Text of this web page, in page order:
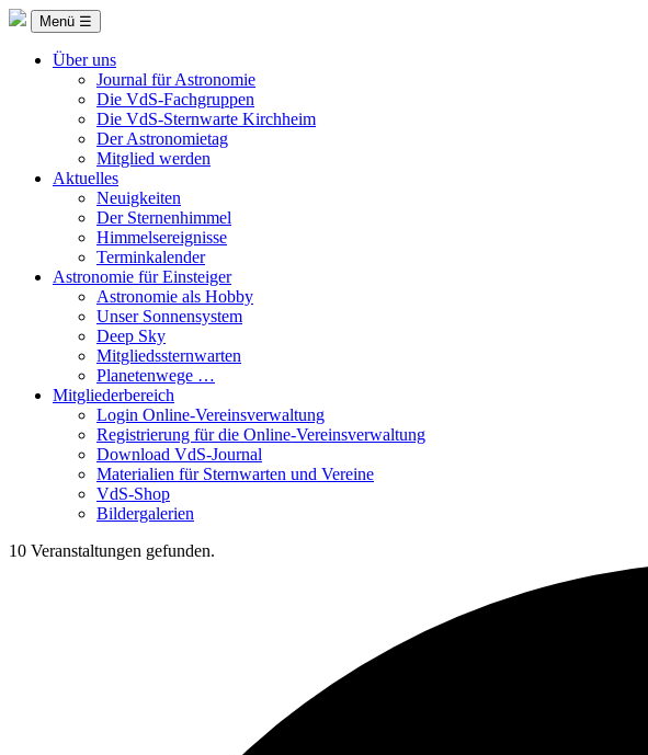
Menü ☰
Über uns
Journal für Astronomie
Die VdS-Fachgruppen
Die VdS-Sternwarte Kirchheim
Der Astronomietag
Mitglied werden
Aktuelles
Neuigkeiten
Der Sternenhimmel
Himmelsereignisse
Terminkalender
Astronomie für Einsteiger
Astronomie als Hobby
Unser Sonnensystem
Deep Sky
Mitgliedssternwarten
Planetenwege …
Mitgliederbereich
Login Online-Vereinsverwaltung
Registrierung für die Online-Vereinsverwaltung
Download VdS-Journal
Materialien für Sternwarten und Vereine
VdS-Shop
Bildergalerien
10 Veranstaltungen gefunden.